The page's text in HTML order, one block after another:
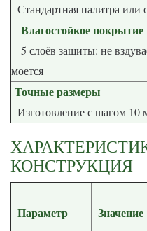
Стандартная палитра или
Влагостойкое покрытие
5 слоёв защиты: не
моется
Точные размеры
Изготовление с шагом 10
КОНСТРУКЦИЯ
Параметр Значение